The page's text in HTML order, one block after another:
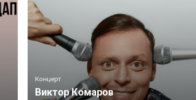
Концерт
Виктор Комаров